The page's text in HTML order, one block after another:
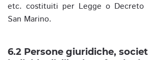
etc. costituiti per Legge o Decreto
San Marino.
6.2 Persone giuridiche,